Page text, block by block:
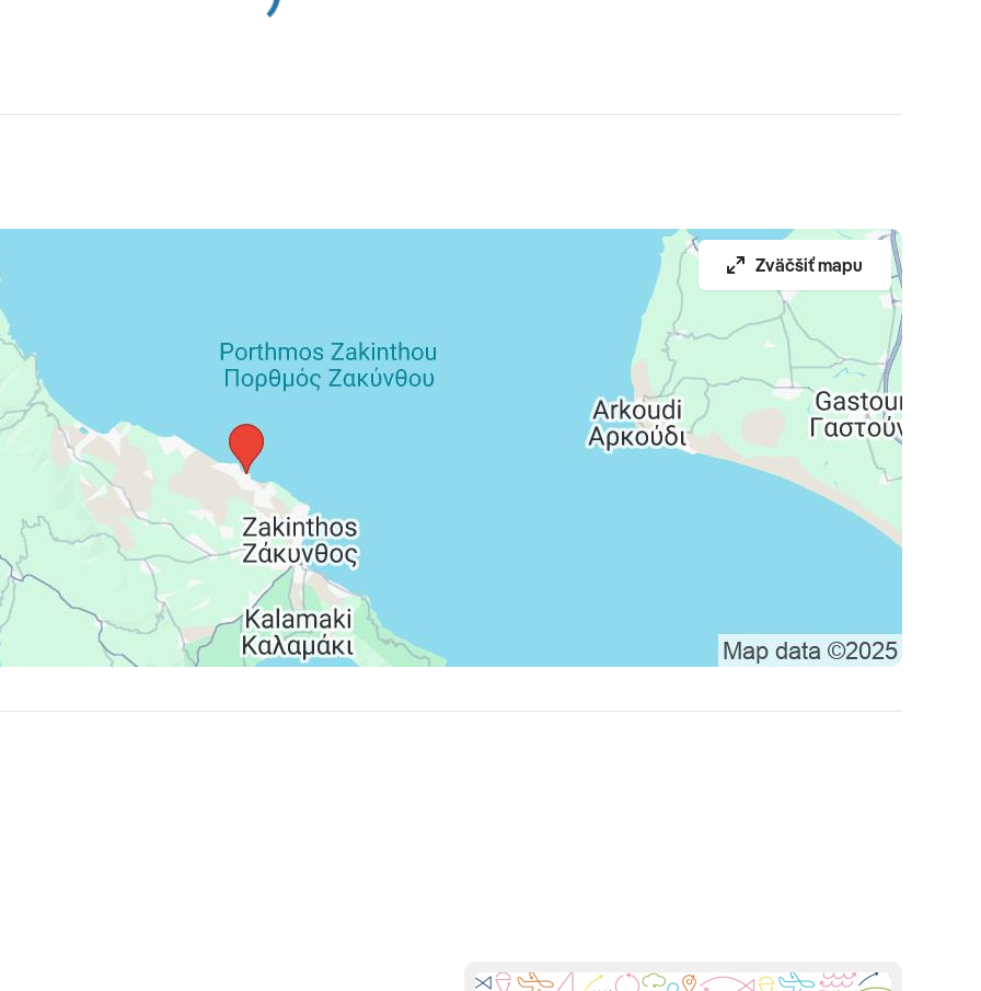
poistenie insolventnosti, delegáta CK, servisné
súvisiace s vykonaním leteckej dopravy a
zväčša prvý alebo posledný deň pobytu. Jej výška
vo výške 2-15 EUR/izba/ deň (napr. 5* hotel má
- viac informácii dostanete vo vašej CK
Zväčšiť mapu